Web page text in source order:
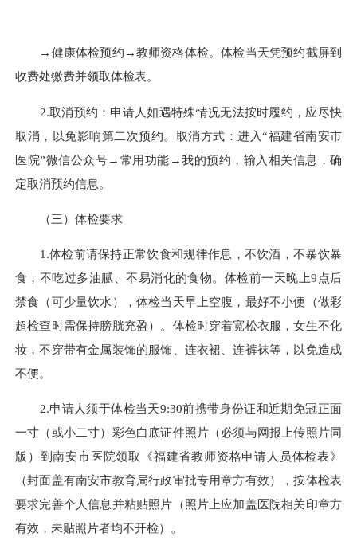
→健康体检预约→教师资格体检。体检当天凭预约截屏到
收费处缴费并领取体检表。
2.取消预约：申请人如遇特殊情况无法按时履约，应尽快
取消，以免影响第二次预约。取消方式：进入“福建省南安市
医院”微信公众号→常用功能→我的预约，输入相关信息，确
定取消预约信息。
（三）体检要求
1.体检前请保持正常饮食和规律作息，不饮酒，不暴饮暴
食，不吃过多油腻、不易消化的食物。体检前一天晚上9点后
禁食（可少量饮水），体检当天早上空腹，最好不小便（做彩
超检查时需保持膀胱充盈）。体检时穿着宽松衣服，女生不化
妆，不穿带有金属装饰的服饰、连衣裙、连裤袜等，以免造成
不便。
2.申请人须于体检当天9:30前携带身份证和近期免冠正面
一寸（或小二寸）彩色白底证件照片（必须与网报上传照片同
版）到南安市医院领取《福建省教师资格申请人员体检表》
（封面盖有南安市教育局行政审批专用章方有效），按体检表
要求完善个人信息并粘贴照片（照片上应加盖医院相关印章方
有效，未贴照片者均不开检）。